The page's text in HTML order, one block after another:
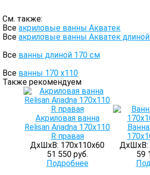
См. также:
Все акриловые ванны Акватек
Все акриловые ванны Акватек
Все ванны длиной 170 см
Все ванны 170 х110
Также рекомендуем
Акриловая ванна
Relisan Ariadna 170x110
R правая
ДхШхВ: 170х110х60
51 550 руб.
Подробнее
ДхШхВ:
59